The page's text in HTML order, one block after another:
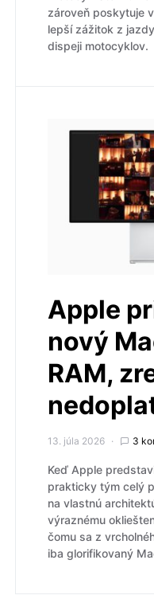
zároveň poskytuje
lepší zážitok z
dispeji motocyklov.
Apple
nový
RAM,
13. júla 2026 3
Keď Apple
prakticky tým celý
na vlastnú
výraznému
čomu sa z
iba glorifikovaný